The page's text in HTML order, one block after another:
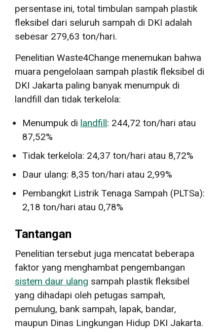
persentase ini, total timbulan sampah plastik
fleksibel dari seluruh sampah di DKI adalah
sebesar 279,63 ton/hari.
Penelitian Waste4Change menemukan bahwa
muara pengelolaan sampah plastik fleksibel di
DKI Jakarta paling banyak menumpuk di
landfill dan tidak terkelola:
Menumpuk di landfill: 244,72 ton/hari atau
87,52%
Tidak terkelola: 24,37 ton/hari atau 8,72%
Daur ulang: 8,35 ton/hari atau 2,99%
Pembangkit Listrik Tenaga Sampah (PLTSa):
2,18 ton/hari atau 0,78%
Tantangan
Penelitian tersebut juga mencatat beberapa
faktor yang menghambat pengembangan
sistem daur ulang sampah plastik fleksibel
yang dihadapi oleh petugas sampah,
pemulung, bank sampah, lapak, bandar,
maupun Dinas Lingkungan Hidup DKI Jakarta.